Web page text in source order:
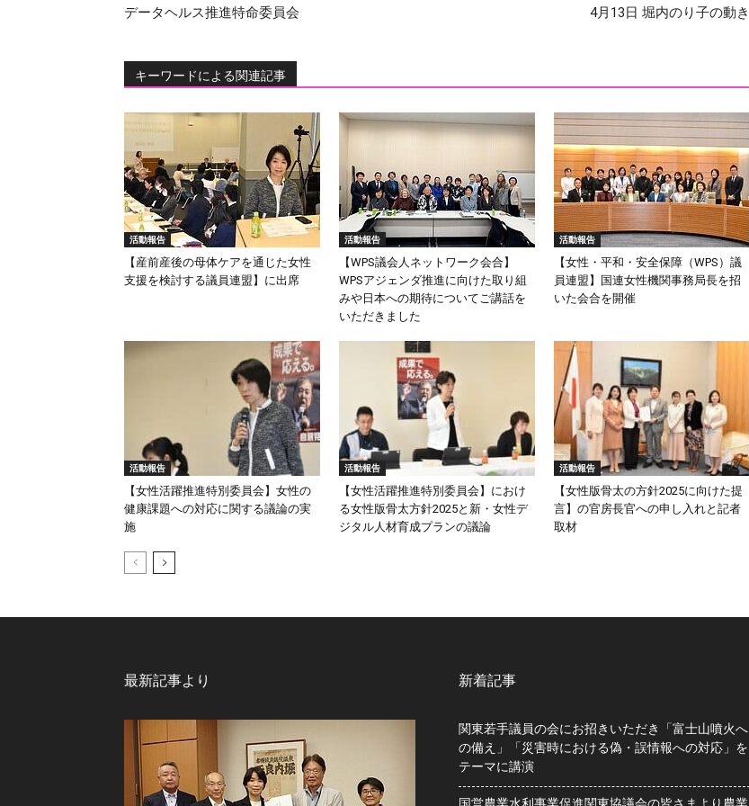
データヘルス推進特命委員会 4月13日 堀内のり子の動き
キーワードによる関連記事
活動報告
【産前産後の母体ケアを通じた女性
支援を検討する議員連盟】に出席
活動報告
【WPS議会人ネットワーク会合】
WPSアジェンダ推進に向けた取り組
みや日本への期待についてご講話を
いただきました
活動報告
【女性・平和・安全保障（WPS）議
員連盟】国連女性機関事務局長を招
いた会合を開催
活動報告
【女性活躍推進特別委員会】女性の
健康課題への対応に関する議論の実
施
活動報告
【女性活躍推進特別委員会】におけ
る女性版骨太方針2025と新・女性デ
ジタル人材育成プランの議論
活動報告
【女性版骨太の方針2025に向けた提
言】の官房長官への申し入れと記者
取材
最新記事より 新着記事
関東若手議員の会にお招きいただき「富士山噴火へ
の備え」「災害時における偽・誤情報への対応」を
テーマに講演